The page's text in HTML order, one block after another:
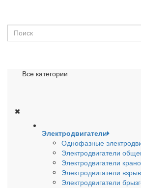
Все категории
Электродвигатели
Однофазные
Электродвигатели
Электродвигатели
Электродвигатели
Электродвигатели